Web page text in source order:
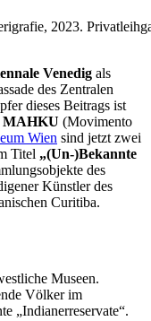
2023.
Venedig als
des Zentralen
dieses Beitrags ist
MAHKU (Movimento
Wien sind jetzt zwei
Titel „(Un-)Bekannte
des
Künstler des
Curitiba.
Museen.
Völker im
„Indianerreservate“.